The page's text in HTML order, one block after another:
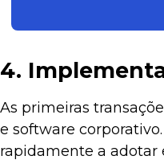
4.
As primeiras
e software
rapidamente a adotar